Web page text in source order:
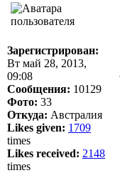
Зарегистрирован:
Вт май 28, 2013,
09:08
Сообщения: 10129
Фото: 33
Откуда: Австралия
Likes given: 1709
times
Likes received: 2148
times